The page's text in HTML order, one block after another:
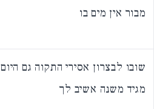
מבור אין מים בו
שובו לבצרון אסירי התקוה גם היום
מגיד משנה אשיב לך